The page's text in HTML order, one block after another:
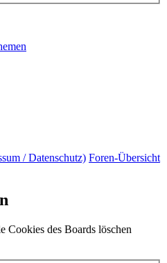
/ Datenschutz) Foren-Übersicht
Cookies des Boards löschen